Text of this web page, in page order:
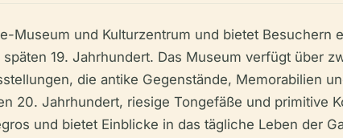
Museum und Kulturzentrum und bietet Besuchern
19. Jahrhundert. Das Museum verfügt über
die antike Gegenstände, Memorabilien
20. Jahrhundert, riesige Tongefäße und primitive
und bietet Einblicke in das tägliche Leben der